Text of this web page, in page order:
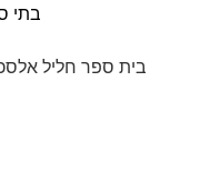
בתי
בית ספר חליל